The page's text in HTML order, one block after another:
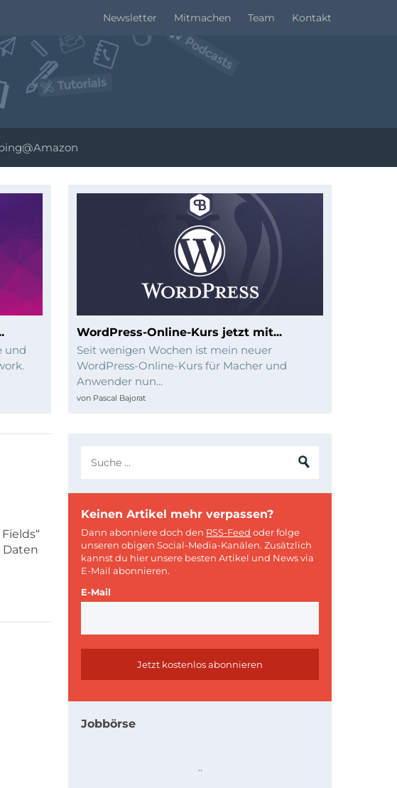
Newsletter Mitmachen Team Kontakt
und
WordPress-Online-Kurs jetzt mit...
Seit wenigen Wochen ist mein neuer
WordPress-Online-Kurs für Macher und
Anwender nun...
von Pascal Bajorat
Daten
Keinen Artikel mehr verpassen?
Dann abonniere doch den RSS-Feed oder folge
unseren obigen Social-Media-Kanälen. Zusätzlich
kannst du hier unsere besten Artikel und News via
E-Mail abonnieren.
E-Mail
Jobbörse
..